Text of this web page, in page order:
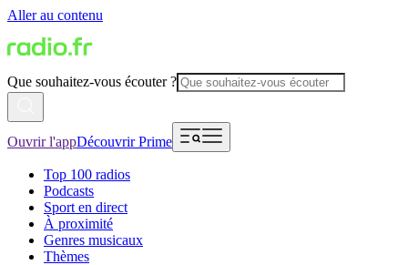
Aller au contenu
Que souhaitez-vous écouter ?
Ouvrir l'appDécouvrir Prime
Top 100 radios
Podcasts
Sport en direct
À proximité
Genres musicaux
Thèmes